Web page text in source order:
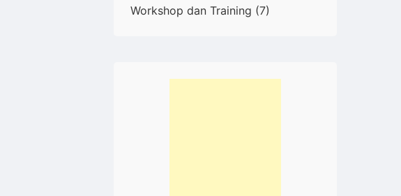
Workshop dan Training (7)